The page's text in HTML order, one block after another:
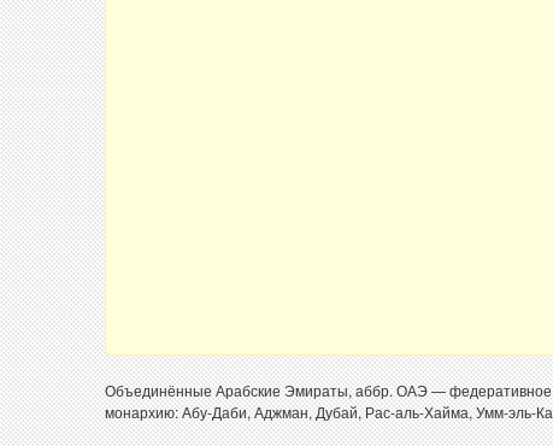
Объединённые Арабские Эмираты, аббр. ОАЭ — федеративное
монархию: Абу-Даби, Аджман, Дубай, Рас-аль-Хайма, Умм-эль-